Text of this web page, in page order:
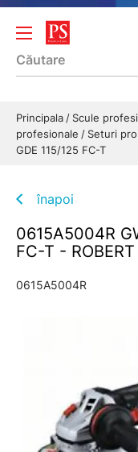
Principala Scule
profesionale
Seturi
GDE 115/125 FC-T
înapoi
0615A5004R
FC-T -
0615A5004R